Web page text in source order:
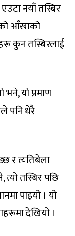
नयाँ तस्बिर
आँखाको
कुन तस्बिरलाई
भने, यो प्रमाण
पनि धेरै
र त्यतिबेला
तस्बिर पछि
पाइयो । यो
देखियो ।